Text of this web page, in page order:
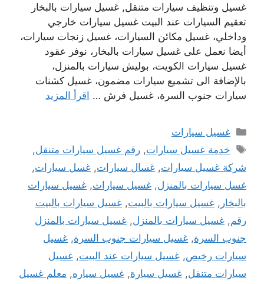
غسيل وتنظيف سيارات متنقل, غسيل سيارات بالبخار
تعقيم السيارات عند البيت غسيل سيارات خارجي
وداخلي، غسيل مكائن السيارات، غسيل زنجات سيارات،
أيضا نعمل على غسيل سيارات بالبخار، نوفر عقود
غسيل سيارات الكويت، بوليش سيارات بالمنزل،
بالإضافة الى تشميع سيارات مضمون، غسيل كشنات
سيارات جنوب السرة، غسيل فرش … اقرأ المزيد
التصنيفات
غسيل سيارات
الوسوم
خدمة غسيل سيارات,رقم غسيل سيارات متنقل,
شركة غسيل سيارات, غسال سيارات, غسل سيارات,
غسل سيارات بالمنزل, غسيل سيارات, غسيل سيارات
بالبخار , غسيل سيارات بالبيت, غسيل سيارات بالبيت
رقم, غسيل سيارات بالمنزل, غسيل سيارات بالمنزل
جنوب السرة, غسيل سيارات جنوب السرة, غسيل
سيارات رخيص, غسيل سيارات عند البيت, غسيل
سيارات متنقل, غسيل سيارة, غسيل سياره, معلم غسيل